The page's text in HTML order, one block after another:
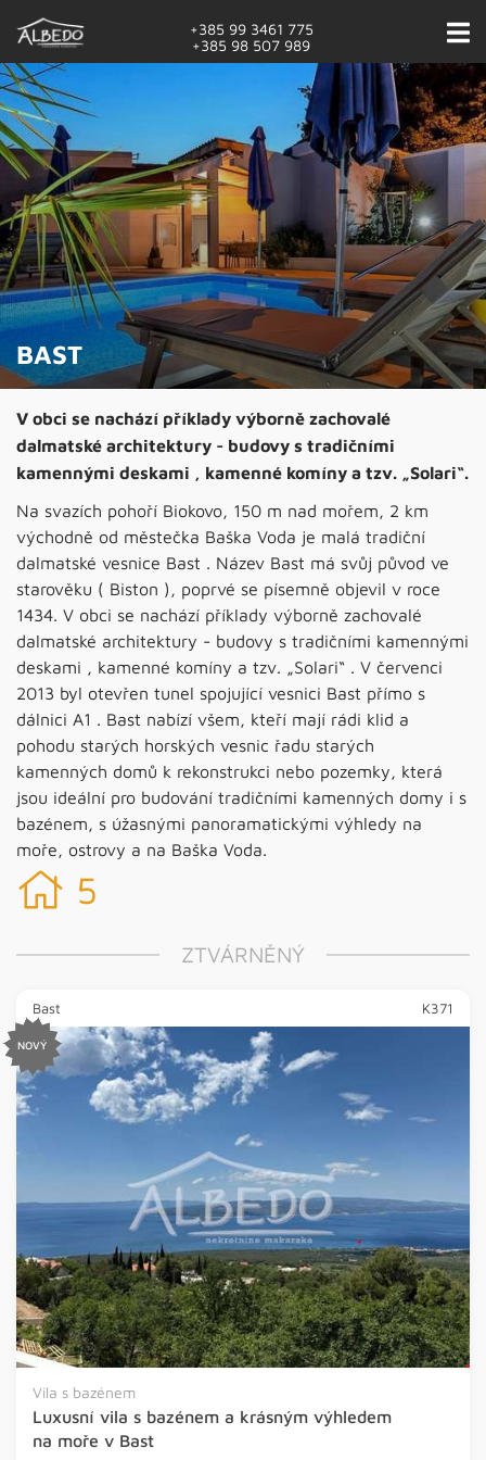
+385 99 3461 775
+385 98 507 989
BAST
V obci se nachází příklady výborně zachovalé
dalmatské architektury - budovy s tradičními
kamennými deskami , kamenné komíny a tzv. „Solari“.
Na svazích pohoří Biokovo, 150 m nad mořem, 2 km
východně od městečka Baška Voda je malá tradiční
dalmatské vesnice Bast . Název Bast má svůj původ ve
starověku ( Biston ), poprvé se písemně objevil v roce
1434. V obci se nachází příklady výborně zachovalé
dalmatské architektury - budovy s tradičními kamennými
deskami , kamenné komíny a tzv. „Solari“ . V červenci
2013 byl otevřen tunel spojující vesnici Bast přímo s
dálnici A1 . Bast nabízí všem, kteří mají rádi klid a
pohodu starých horských vesnic řadu starých
kamenných domů k rekonstrukci nebo pozemky, která
jsou ideální pro budování tradičními kamenných domy i s
bazénem, s úžasnými panoramatickými výhledy na
moře, ostrovy a na Baška Voda.
5
ZTVÁRNĚNÝ
Bast K371
HOT
NOVÝ
Vila s bazénem
Luxusní vila s bazénem a krásným výhledem
na moře v Bast